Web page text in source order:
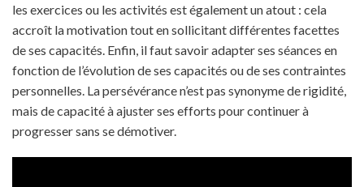
les exercices ou les activités est également un atout : cela
accroît la motivation tout en sollicitant différentes facettes
de ses capacités. Enfin, il faut savoir adapter ses séances en
fonction de l’évolution de ses capacités ou de ses contraintes
personnelles. La persévérance n’est pas synonyme de rigidité,
mais de capacité à ajuster ses efforts pour continuer à
progresser sans se démotiver.